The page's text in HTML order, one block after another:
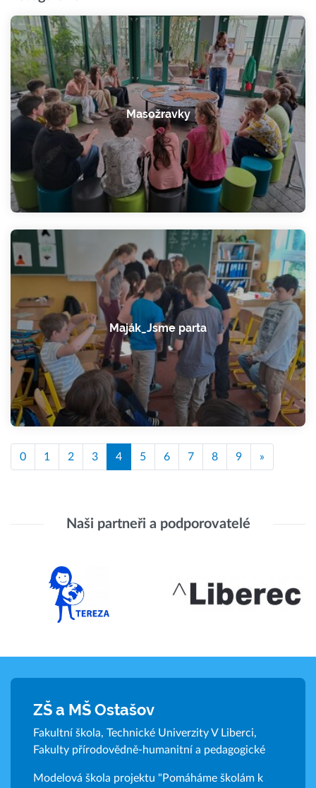
Masožravky
Maják_Jsme parta
0 1 2 3 4 5 6 7 8 9 »
Naši partneři a podporovatelé
ZŠ a MŠ Ostašov
Fakultní škola, Technické Univerzity V Liberci,
Fakulty přírodovědně-humanitní a pedagogické
Modelová škola projektu "Pomáháme školám k